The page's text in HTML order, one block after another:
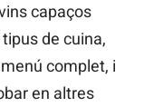
capaços
de cuina,
complet, i
en altres